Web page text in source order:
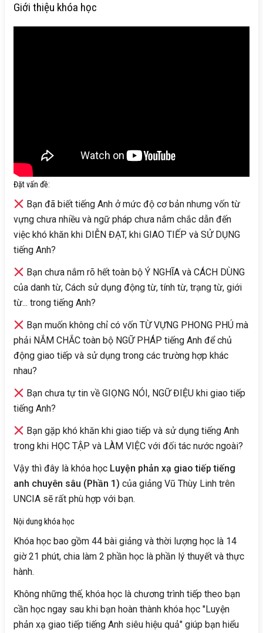
Giới thiệu khóa học
Đặt vấn đề:
Bạn đã biết tiếng Anh ở mức độ cơ bản nhưng vốn từ
vựng chưa nhiều và ngữ pháp chưa nắm chắc dẫn đến
việc khó khăn khi DIỄN ĐẠT, khi GIAO TIẾP và SỬ DỤNG
tiếng Anh?
Bạn chưa nắm rõ hết toàn bộ Ý NGHĨA và CÁCH DÙNG
của danh từ, Cách sử dụng động từ, tính từ, trạng từ, giới
từ... trong tiếng Anh?
Bạn muốn không chỉ có vốn TỪ VỰNG PHONG PHÚ mà
phải NẮM CHẮC toàn bộ NGỮ PHÁP tiếng Anh để chủ
động giao tiếp và sử dụng trong các trường hợp khác
nhau?
Bạn chưa tự tin về GIỌNG NÓI, NGỮ ĐIỆU khi giao tiếp
tiếng Anh?
Bạn gặp khó khăn khi giao tiếp và sử dụng tiếng Anh
trong khi HỌC TẬP và LÀM VIỆC với đối tác nước ngoài?
Vậy thì đây là khóa học Luyện phản xạ giao tiếp tiếng
anh chuyên sâu (Phần 1) của giảng Vũ Thùy Linh trên
UNCIA sẽ rất phù hợp với bạn.
Nội dung khóa học
Khóa học bao gồm 44 bài giảng và thời lượng học là 14
giờ 21 phút, chia làm 2 phần học là phần lý thuyết và thực
hành.
Không những thế, khóa học là chương trình tiếp theo bạn
cần học ngay sau khi bạn hoàn thành khóa học "Luyện
phản xạ giao tiếp tiếng Anh siêu hiệu quả" giúp bạn hiểu